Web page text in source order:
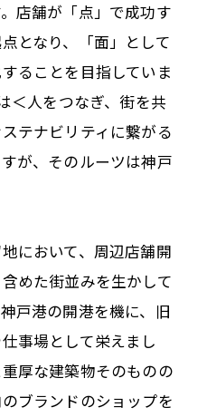
店舗が「点」で成功す
となり、「面」として
ることを目指していま
＜人をつなぎ、街を共
テナビリティに繋がる
が、そのルーツは神戸
において、周辺店舗開
めた街並みを生かして
戸港の開港を機に、旧
事場として栄えまし
厚な建築物そのものの
ブランドのショップを